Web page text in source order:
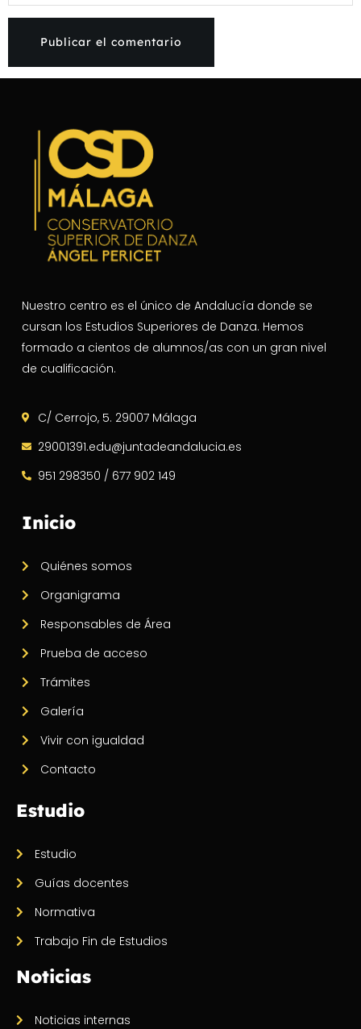
Nuestro centro es el único de Andalucía donde se
cursan los Estudios Superiores de Danza. Hemos
formado a cientos de alumnos/as con un gran nivel
de cualificación.
C/ Cerrojo, 5. 29007 Málaga
29001391.edu@juntadeandalucia.es
951 298350 / 677 902 149
Inicio
Quiénes somos
Organigrama
Responsables de Área
Prueba de acceso
Trámites
Galería
Vivir con igualdad
Contacto
Estudio
Estudio
Guías docentes
Normativa
Trabajo Fin de Estudios
Noticias
Noticias internas